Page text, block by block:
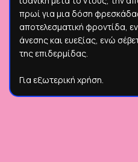
πρωί για μια δόση
αποτελεσματική φροντίδα,
άνεσης και ευεξίας, ενώ
της επιδερμίδας.
Για εξωτερική χρήση.